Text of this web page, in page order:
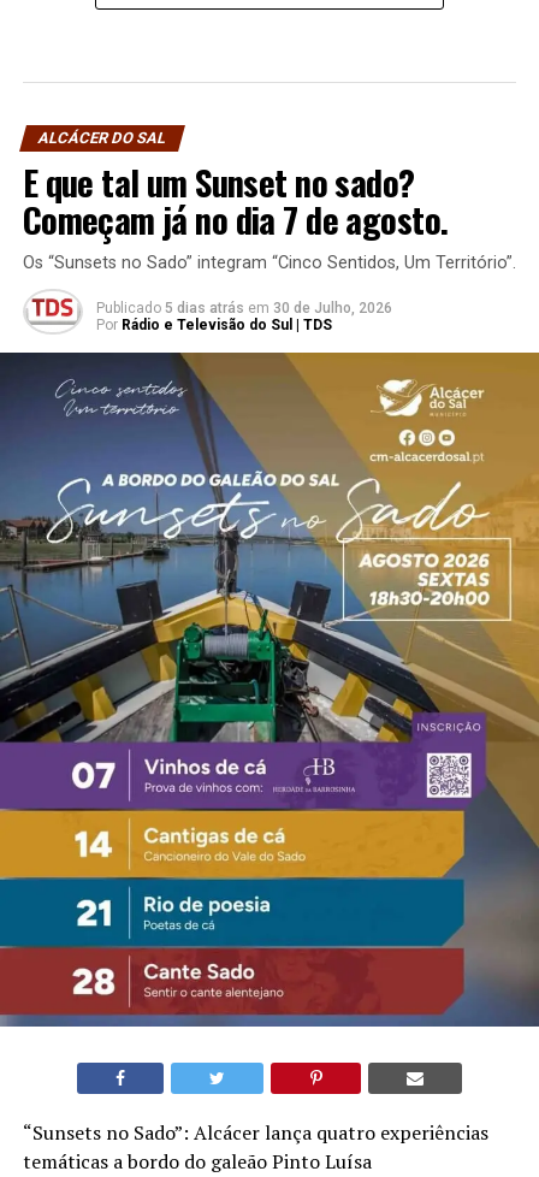
ALCÁCER DO SAL
E que tal um Sunset no sado?
Começam já no dia 7 de agosto.
Os “Sunsets no Sado” integram “Cinco Sentidos, Um Território”.
Publicado 5 dias atrás em 30 de Julho, 2026
Por Rádio e Televisão do Sul | TDS
“Sunsets no Sado”: Alcácer lança quatro experiências
temáticas a bordo do galeão Pinto Luísa